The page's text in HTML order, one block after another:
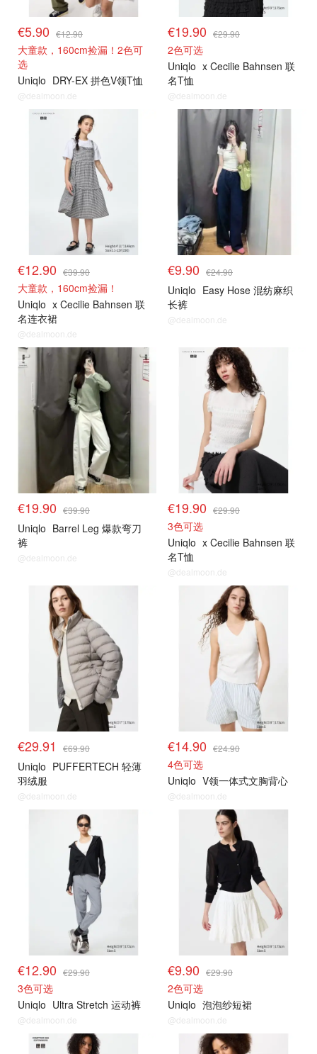
€5.90 €12.90
大童款，160cm捡漏！2色可
选
Uniqlo DRY-EX 拼色V领T恤
@dealmoon.de
€19.90 €29.90
2色可选
Uniqlo x Cecilie Bahnsen 联
名T恤
@dealmoon.de
€12.90 €39.90
大童款，160cm捡漏！
Uniqlo x Cecilie Bahnsen 联
名连衣裙
@dealmoon.de
€9.90 €24.90
Uniqlo Easy Hose 混纺麻织
长裤
@dealmoon.de
€19.90 €39.90
Uniqlo Barrel Leg 爆款弯刀
裤
@dealmoon.de
€19.90 €29.90
3色可选
Uniqlo x Cecilie Bahnsen 联
名T恤
@dealmoon.de
€29.91 €69.90
Uniqlo PUFFERTECH 轻薄
羽绒服
@dealmoon.de
€14.90 €24.90
4色可选
Uniqlo V领一体式文胸背心
@dealmoon.de
€12.90 €29.90
3色可选
Uniqlo Ultra Stretch 运动裤
@dealmoon.de
€9.90 €29.90
2色可选
Uniqlo 泡泡纱短裙
@dealmoon.de